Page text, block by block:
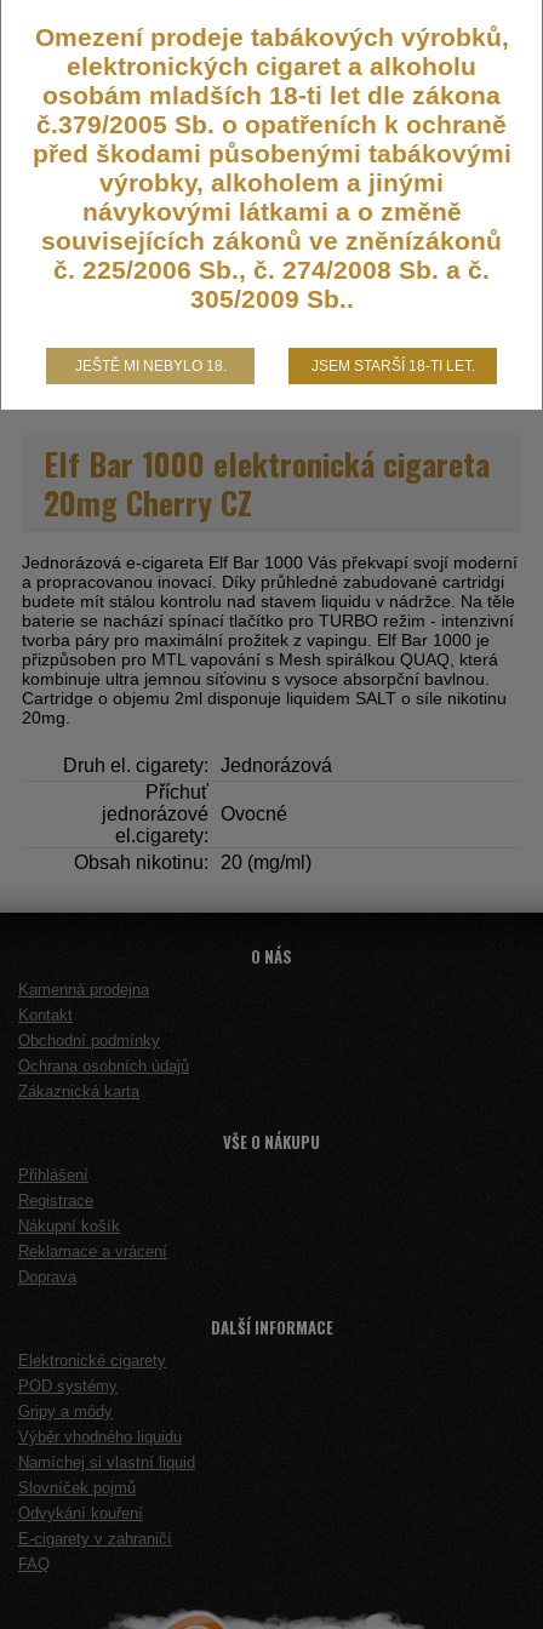
Výrobce:
Elfbar
Kód:
JEC-EB-1000-20-CHERRY
Dostupnost: Skladem
4992 ks
199,- KČ
Elf Bar 1000 elektronická cigareta
20mg Cherry CZ
Jednorázová e-cigareta Elf Bar 1000 Vás překvapí svojí moderní
a propracovanou inovací. Díky průhledné zabudované cartridgi
budete mít stálou kontrolu nad stavem liquidu v nádržce. Na těle
baterie se nachází spínací tlačítko pro TURBO režim - intenzivní
tvorba páry pro maximální prožitek z vapingu. Elf Bar 1000 je
přizpůsoben pro MTL vapování s Mesh spirálkou QUAQ, která
kombinuje ultra jemnou síťovinu s vysoce absorpční bavlnou.
Cartridge o objemu 2ml disponuje liquidem SALT o síle nikotinu
20mg.
Druh el. cigarety:
Jednorázová
Příchuť
jednorázové
el.cigarety:
Ovocné
Obsah nikotinu: 20 (mg/ml)
O NÁS
Kamenná prodejna
Kontakt
Obchodní podmínky
Ochrana osobních údajů
Zákaznická karta
VŠE O NÁKUPU
Přihlášení
Registrace
Nákupní košík
Reklamace a vrácení
Doprava
DALŠÍ INFORMACE
Elektronické cigarety
POD systémy
Gripy a módy
Výběr vhodného liquidu
Namíchej si vlastní liquid
Slovníček pojmů
Odvykání kouření
E-cigarety v zahraničí
FAQ
Omezení prodeje tabákových výrobků,
elektronických cigaret a alkoholu
osobám mladších 18-ti let dle zákona
č.379/2005 Sb. o opatřeních k ochraně
před škodami působenými tabákovými
výrobky, alkoholem a jinými
návykovými látkami a o změně
souvisejících zákonů ve zněnízákonů
č. 225/2006 Sb., č. 274/2008 Sb. a č.
305/2009 Sb..
JEŠTĚ MI NEBYLO 18. JSEM STARŠÍ 18-TI LET.